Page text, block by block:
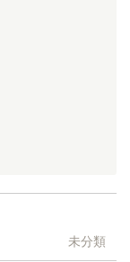
未分類